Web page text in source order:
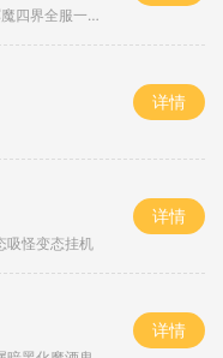
界全服一切靠
详情
吸怪变态挂机
详情
详情